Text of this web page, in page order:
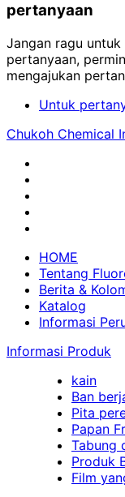
pertanyaan
Jangan ragu
pertanyaan,
mengajukan
Untuk
Chukoh Chemical
HOME
Tentang
Berita &
Katalog
Informasi
Informasi Produk
kain
Ban
Pita
Papan
Tabung
Produk
Film